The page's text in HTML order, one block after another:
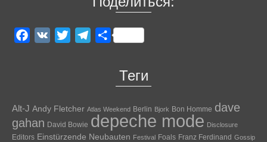
Facebook
VK Twitter TelegramОтправить
Теги
Alt-J Andy Fletcher Atlas Weekend Berlin Bjork Bon Homme dave
gahan David Bowie depeche mode Disclosure
Editors Einstürzende Neubauten Festival Foals Franz Ferdinand Gossip